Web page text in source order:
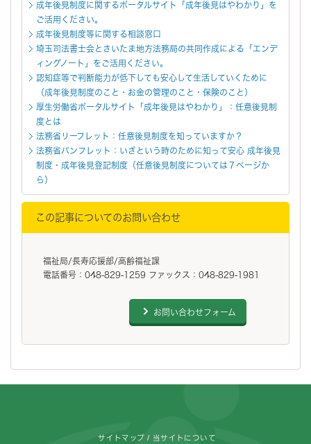
成年後見制度に関するポータルサイト「成年後見はやわかり」を
ご活用ください。
成年後見制度等に関する相談窓口
埼玉司法書士会とさいたま地方法務局の共同作成による「エンデ
ィングノート」をご活用ください。
認知症等で判断能力が低下しても安心して生活していくために
（成年後見制度のこと・お金の管理のこと・保険のこと）
厚生労働省ポータルサイト「成年後見はやわかり」：任意後見制
度とは
法務省リーフレット：任意後見制度を知っていますか？
法務省パンフレット：いざという時のために知って安心 成年後見
制度・成年後見登記制度（任意後見制度については７ページか
ら）
この記事についてのお問い合わせ
福祉局/長寿応援部/高齢福祉課
電話番号：048-829-1259 ファックス：048-829-1981
お問い合わせフォーム
サイトマップ 当サイトについて